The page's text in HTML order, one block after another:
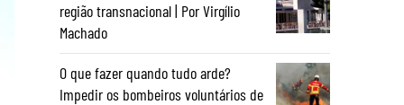
região transnacional | Por Virgílio
Machado
O que fazer quando tudo arde?
Impedir os bombeiros voluntários de